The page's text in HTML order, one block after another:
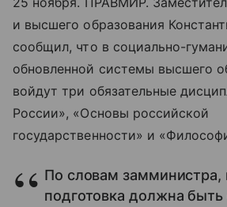
и высшего образования
сообщил, что в социально-
обновленной системы высшего
войдут три обязательные
России», «Основы российской
государственности» и
По словам замминистра,
подготовка должна быть